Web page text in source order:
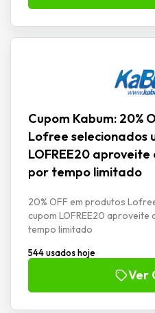
Cupom Kabum: 20%
Lofree selecionados
LOFREE20
por tempo limitado
20% OFF em produtos
cupom LOFREE20
tempo limitado
544 usados hoje
Ver